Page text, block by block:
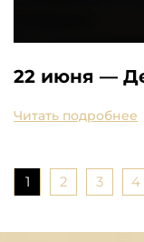
22 июня —
Читать подробнее
1 2 3 4